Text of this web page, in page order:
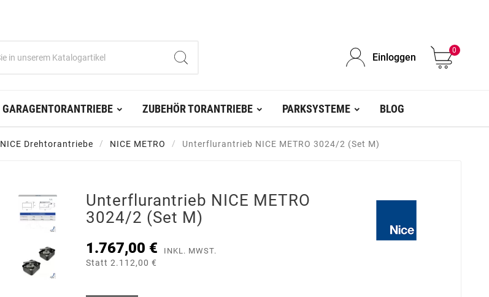
Einloggen
0
GARAGENTORANTRIEBE ZUBEHÖR TORANTRIEBE PARKSYSTEME BLOG
NICE Drehtorantriebe NICE METRO Unterflurantrieb NICE METRO 3024/2 (Set M)
Unterflurantrieb NICE METRO
3024/2 (Set M)
1.767,00 € INKL. MWST.
Statt 2.112,00 €